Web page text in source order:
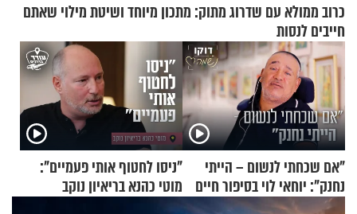
כרוב ממולא עם שדרוג מתוק: מתכון מיוחד ושיטת מילוי שאתם
חייבים לנסות
"אם שכחתי לנשום – הייתי
נחנק": יוחאי לוי בסיפור חיים
מעורר השראה
"ניסו לחטוף אותי פעמיים":
מוטי כהנא בריאיון נוקב